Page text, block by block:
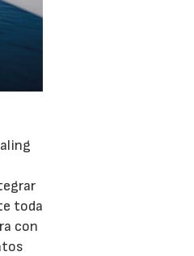
toda
con